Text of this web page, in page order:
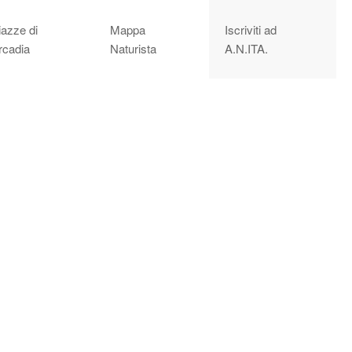
di
Mappa
Naturista
Iscriviti ad
A.N.ITA.